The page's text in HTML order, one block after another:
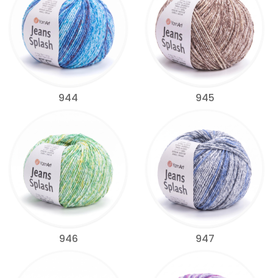
944 945
946 947